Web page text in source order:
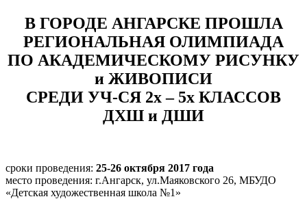
В ГОРОДЕ АНГАРСКЕ ПРОШЛА
РЕГИОНАЛЬНАЯ ОЛИМПИАДА
ПО АКАДЕМИЧЕСКОМУ РИСУНКУ
и ЖИВОПИСИ
СРЕДИ УЧ-СЯ 2х – 5х КЛАССОВ
ДХШ и ДШИ
сроки проведения: 25-26 октября 2017 года
место проведения: г.Ангарск, ул.Маяковского 26, МБУДО
«Детская художественная школа №1»